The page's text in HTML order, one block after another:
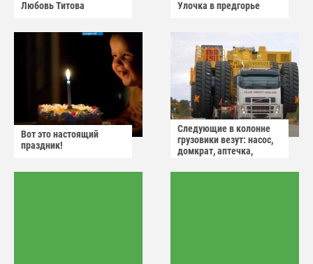
Любовь Титова Улочка в предгорье
Вот это настоящий
праздник!
Следующие в колонне
грузовики везут: насос,
домкрат, аптечка,